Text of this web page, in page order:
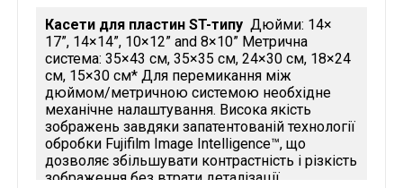
Касети для пластин ST-типу Дюйми: 14×
17”, 14×14”, 10×12” and 8×10” Метрична
система: 35×43 см, 35×35 см, 24×30 см, 18×24
см, 15×30 см* Для перемикання між
дюймом/метричною системою необхідне
механічне налаштування. Висока якість
зображень завдяки запатентованій технології
обробки Fujifilm Image Intelligence™, що
дозволяє збільшувати контрастність і різкість
зображення без втрати деталізації.